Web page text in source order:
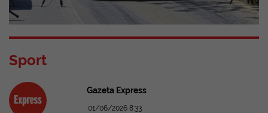
Sport
Gazeta Express
01/06/2026 8:33